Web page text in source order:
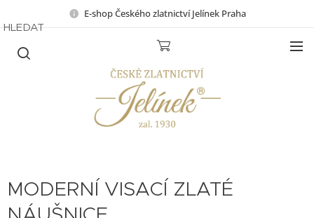
E-shop Českého zlatnictví Jelínek Praha
HLEDAT
MODERNÍ VISACÍ ZLATÉ